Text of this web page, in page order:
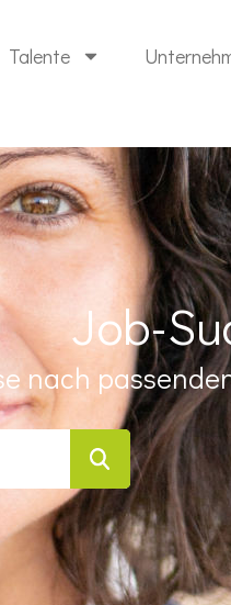
Talente
Job-
nach